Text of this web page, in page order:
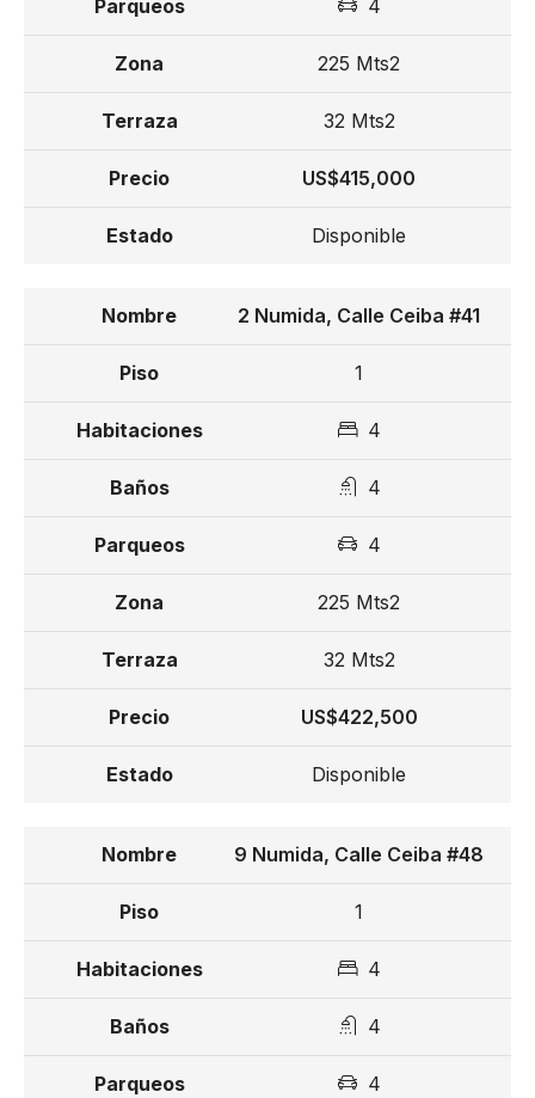
Separación de 10% en 30 días
30% durante construcción
Entrega 16 meses luego de la separación
4
225 Mts2
32 Mts2
US$415,000
Disponible
2 Numida, Calle Ceiba #41
1
4
4
4
225 Mts2
32 Mts2
US$422,500
Disponible
9 Numida, Calle Ceiba #48
1
4
4
4